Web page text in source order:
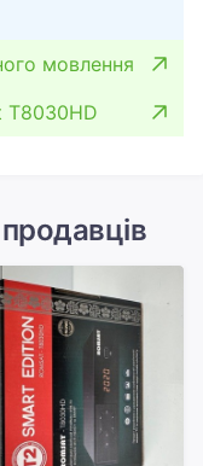
мовлення
T8030HD